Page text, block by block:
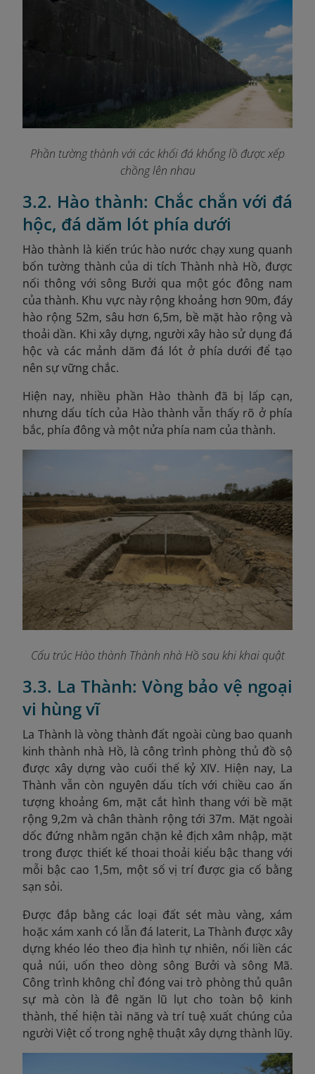
Phần tường thành với các khối đá khổng lồ được xếp
chồng lên nhau
3.2. Hào thành: Chắc chắn với đá
hộc, đá dăm lót phía dưới
Hào thành là kiến trúc hào nước chạy xung quanh
bốn tường thành của di tích Thành nhà Hồ, được
nối thông với sông Bưởi qua một góc đông nam
của thành. Khu vực này rộng khoảng hơn 90m, đáy
hào rộng 52m, sâu hơn 6,5m, bề mặt hào rộng và
thoải dần. Khi xây dựng, người xây hào sử dụng đá
hộc và các mảnh dăm đá lót ở phía dưới để tạo
nên sự vững chắc.
Hiện nay, nhiều phần Hào thành đã bị lấp cạn,
nhưng dấu tích của Hào thànhvẫn thấy rõ ở phía
bắc, phía đông và một nửa phía nam của thành.
Cấu trúc Hào thành Thành nhà Hồ sau khi khai quật
3.3. La Thành: Vòng bảo vệ ngoại
vi hùng vĩ
La Thành là vòng thành đất ngoài cùng bao quanh
kinh thành nhà Hồ, là công trình phòng thủ đồ sộ
được xây dựng vào cuối thế kỷ XIV. Hiện nay, La
Thành vẫn còn nguyên dấu tích với chiều cao ấn
tượng khoảng 6m, mặt cắt hình thang với bề mặt
rộng 9,2m và chân thành rộng tới 37m. Mặt ngoài
dốc đứng nhằm ngăn chặn kẻ địch xâm nhập, mặt
trong được thiết kế thoai thoải kiểu bậc thang với
mỗi bậc cao 1,5m, một số vị trí được gia cố bằng
sạn sỏi.
Được đắp bằng các loại đất sét màu vàng, xám
hoặc xám xanh có lẫn đá laterit, La Thành được xây
dựng khéo léo theo địa hình tự nhiên, nối liền các
quả núi, uốn theo dòng sông Bưởi và sông Mã.
Công trình không chỉ đóng vai trò phòng thủ quân
sự mà còn là đê ngăn lũ lụt cho toàn bộ kinh
thành, thể hiện tài năng và trí tuệ xuất chúng của
người Việt cổ trong nghệ thuật xây dựng thành lũy.